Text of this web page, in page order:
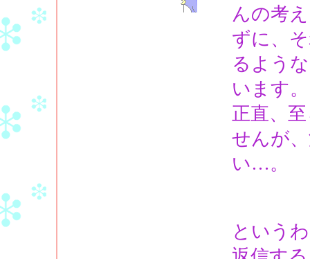
んの考
ずに、
るよう
います。
正直、
せんが
い…。
という